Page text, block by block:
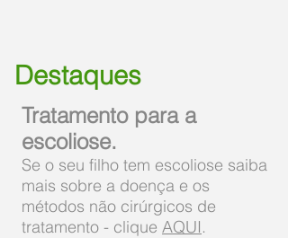
Destaques
Tratamento para a
escoliose.
Se o seu filho tem escoliose saiba
mais sobre a doença e os
métodos não cirúrgicos de
tratamento - clique AQUI.